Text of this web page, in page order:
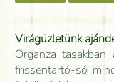
Virágüzletünk
Organza
frissentartó-só